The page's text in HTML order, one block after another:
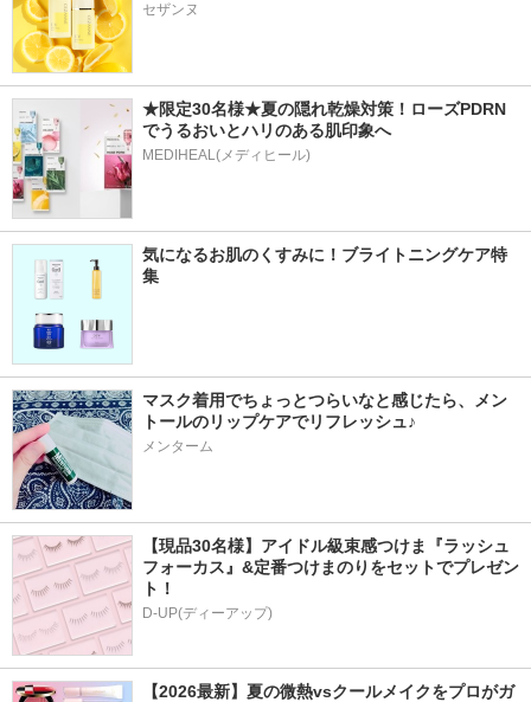
セザンヌ
★限定30名様★夏の隠れ乾燥対策！ローズPDRN
でうるおいとハリのある肌印象へ
MEDIHEAL(メディヒール)
気になるお肌のくすみに！ブライトニングケア特
集
マスク着用でちょっとつらいなと感じたら、メン
トールのリップケアでリフレッシュ♪
メンターム
【現品30名様】アイドル級束感つけま『ラッシュ
フォーカス』&定番つけまのりをセットでプレゼン
ト！
D-UP(ディーアップ)
【2026最新】夏の微熱vsクールメイクをプロがガ